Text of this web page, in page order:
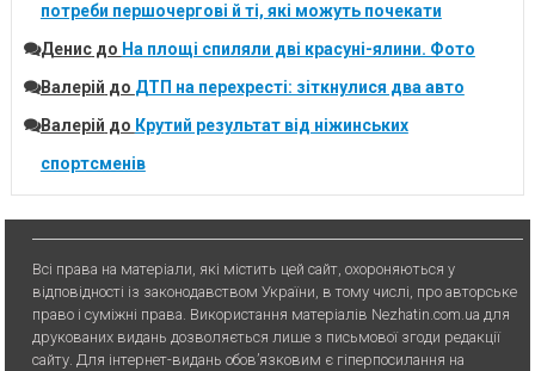
потреби першочергові й ті, які можуть почекати
Денисдо На площі спиляли дві красуні-ялини. Фото
Валерій до ДТП на перехресті: зіткнулися два авто
Валерій до Крутий результат від ніжинських
спортсменів
Всі права на матеріали, які містить цей сайт, охороняються у
відповідності із законодавством України, в тому числі, про авторське
право і суміжні права. Використання матерiалiв Nezhatin.com.ua для
друкованих видань дозволяється лише з письмової згоди редакції
сайту. Для iнтернет-видань обов’язковим є гiперпосилання на